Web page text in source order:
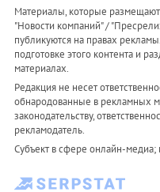
Материалы, которые
"Новости компаний" /
публикуются на правах
подготовке этого контента и
материалах.
Редакция не несет
обнародованные в рекламных
законодательству,
рекламодатель.
Субъект в сфере онлайн-